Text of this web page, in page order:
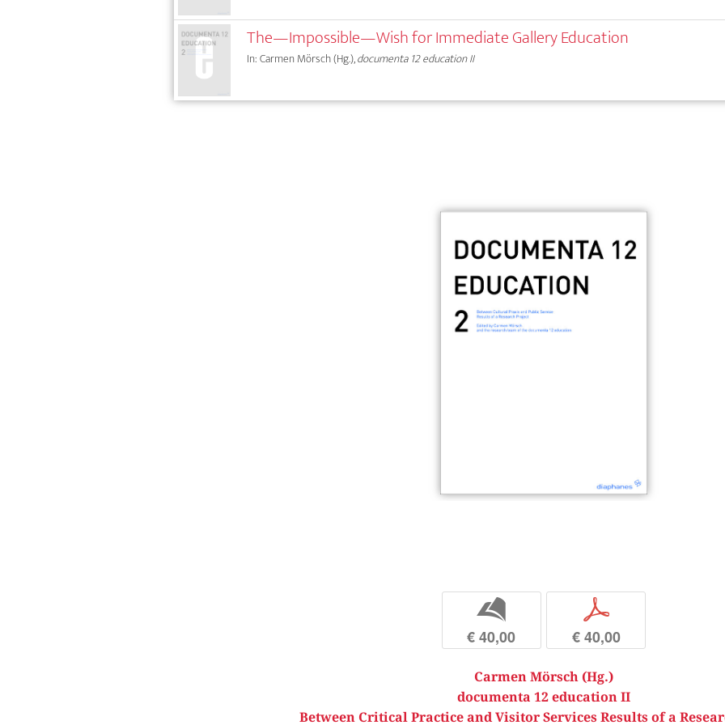
The—Impossible—Wish for Immediate Gallery Education
In: Carmen Mörsch (Hg.),documenta 12 education II
b
€ 40,00
p
€ 40,00
Carmen Mörsch (Hg.)
documenta 12 education II
Between Critical Practice and Visitor Services Results of a